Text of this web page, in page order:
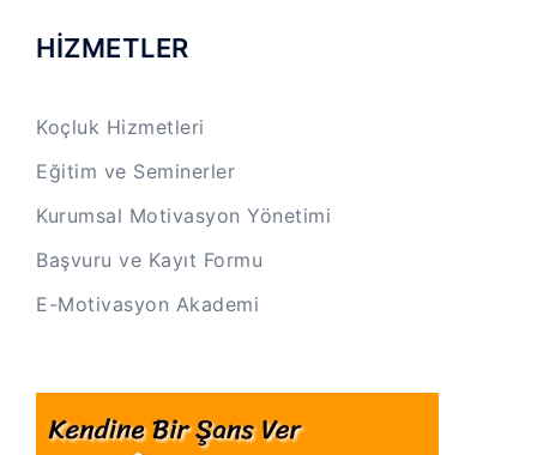
HİZMETLER
Koçluk Hizmetleri
Eğitim ve Seminerler
Kurumsal Motivasyon Yönetimi
Başvuru ve Kayıt Formu
E-Motivasyon Akademi